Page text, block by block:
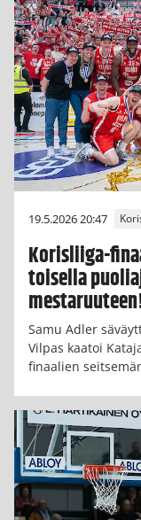
19.5.2026 20:47
Korisliiga-
toisella
Samu Adler
Vilpas kaatoi
finaalien